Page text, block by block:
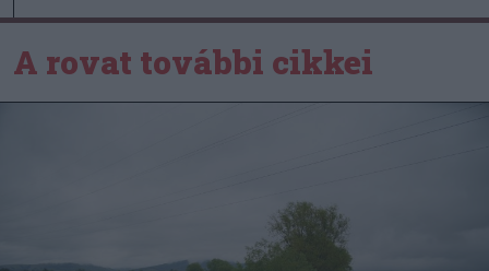
A rovat további cikkei